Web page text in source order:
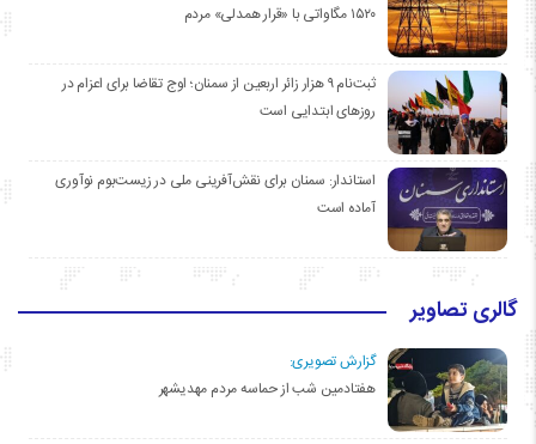
۱۵۲۰ مگاواتی با «قرار همدلی» مردم
ثبت‌نام ۹ هزار زائر اربعین از سمنان؛ اوج تقاضا برای اعزام در
روزهای ابتدایی است
استاندار: سمنان برای نقش‌آفرینی ملی در زیست‌بوم نوآوری
آماده است
گالری تصاویر
گزارش تصویری:
هفتادمین شب از حماسه مردم مهدیشهر